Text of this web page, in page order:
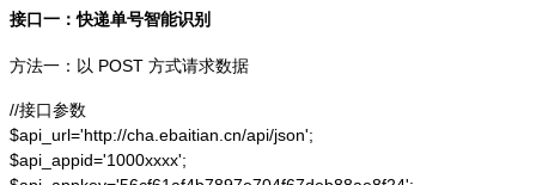
接口一：快递单号智能识别
方法一：以 POST 方式请求数据
//接口参数
$api_url='http://cha.ebaitian.cn/api/json';
$api_appid='1000xxxx';